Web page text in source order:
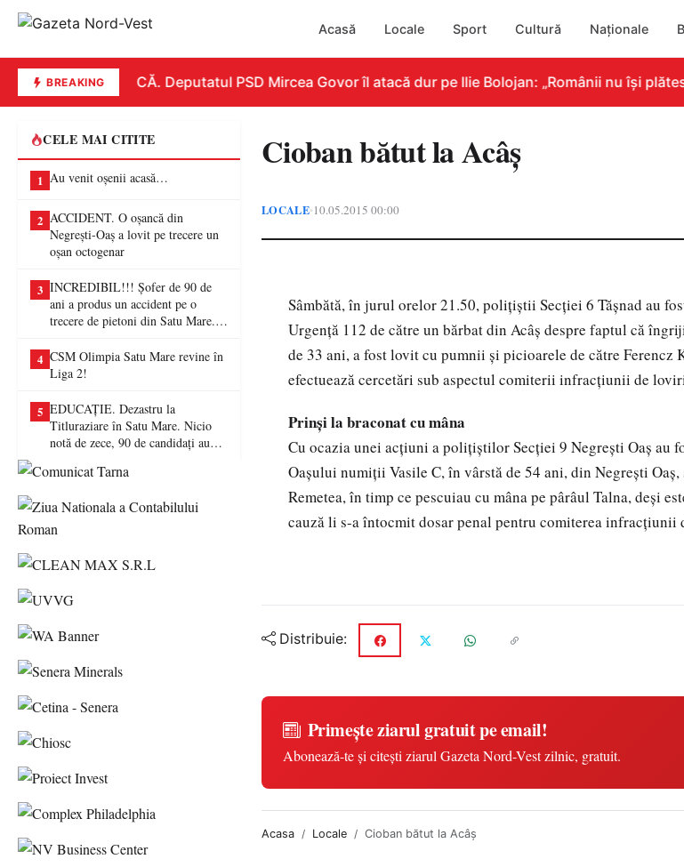
Acasă Locale Sport Cultură Naționale
BREAKINGREPLICĂ. Deputatul PSD Mircea Govor îl atacă dur pe Ilie Bolojan: „Românii nu își
CELE MAI CITITE
1 Au venit oșenii acasă…
2 ACCIDENT. O oșancă din
Negrești-Oaș a lovit pe trecere un
oșan octogenar
3 INCREDIBIL!!! Șofer de 90 de
ani a produs un accident pe o
trecere de pietoni din Satu Mare. O
4 CSM Olimpia Satu Mare revine în
Liga 2!
5 EDUCAȚIE. Dezastru la
Titluraziare în Satu Mare. Nicio
notă de zece, 90 de candidați au
Cioban bătut la Acâş
LOCALE•10.05.2015 00:00
Sâmbătă, în jurul orelor 21.50, poliţiştii Secţiei 6 Tăşnad au
Urgenţă 112 de către un bărbat din Acâş despre faptul că
de 33 ani, a fost lovit cu pumnii şi picioarele de către Ferencz
efectuează cercetări sub aspectul comiterii infracţiunii de
Prinşi la braconat cu mâna
Cu ocazia unei acţiuni a poliţiştilor Secţiei 9 Negreşti Oaş au
Oaşului numiţii Vasile C, în vârstă de 54 ani, din Negreşti
Remetea, în timp ce pescuiau cu mâna pe pârâul Talna, deşi
cauză li s-a întocmit dosar penal pentru comiterea infracţiunii
Distribuie:
Primește ziarul gratuit pe email!
Abonează-te și citești ziarul Gazeta Nord-Vest zilnic, gratuit.
Acasa Locale Cioban bătut la Acâş